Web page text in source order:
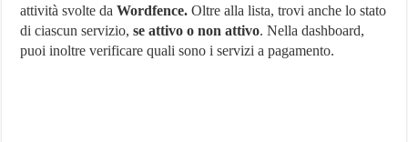
attività svolte daWordfence. Oltre alla lista, trovi anche lo stato
di ciascun servizio,se attivo o non attivo. Nella dashboard,
puoi inoltre verificare quali sono i servizi a pagamento.